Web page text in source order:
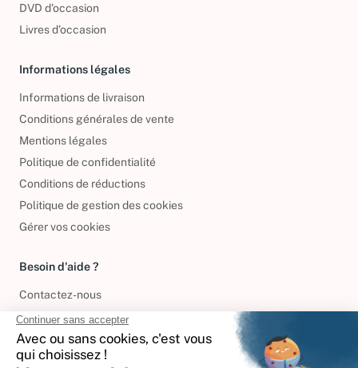
DVD d'occasion
Livres d’occasion
Informations légales
Informations de livraison
Conditions générales de vente
Mentions légales
Politique de confidentialité
Conditions de réductions
Politique de gestion des cookies
Gérer vos cookies
Besoin d'aide ?
Contactez-nous